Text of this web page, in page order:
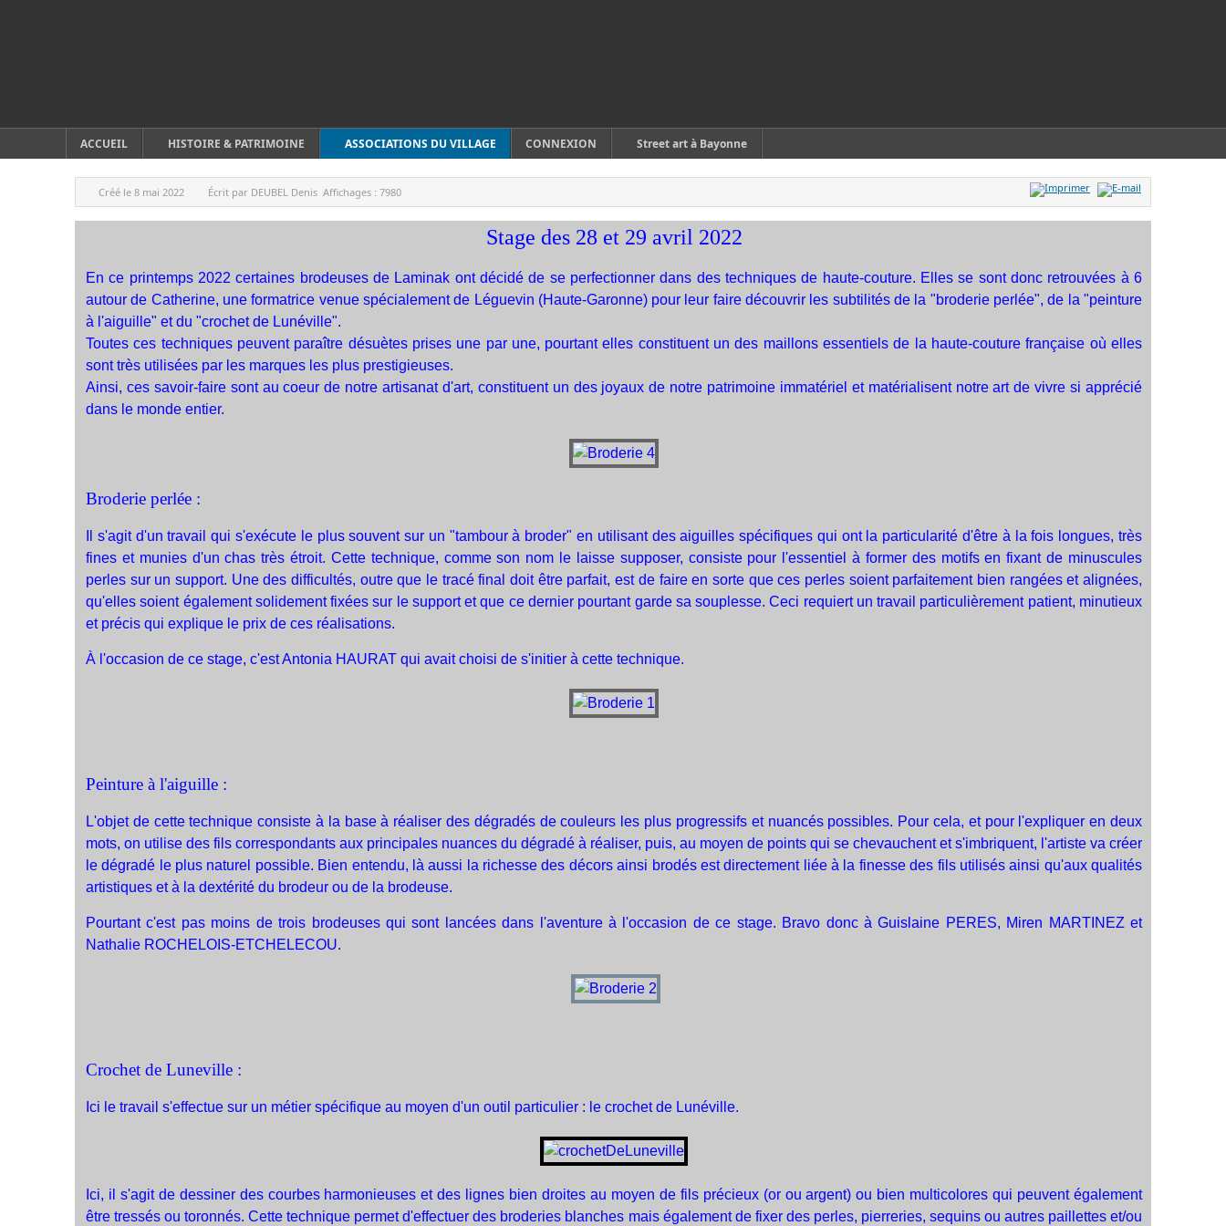
ACCUEIL HISTOIRE & PATRIMOINE ASSOCIATIONS DU VILLAGE CONNEXION Street art à Bayonne
Créé le 8 mai 2022 Écrit par DEUBEL Denis Affichages : 7980
Stage des 28 et 29 avril 2022
En ce printemps 2022 certaines brodeuses de Laminak ont décidé de se perfectionner dans des techniques de haute-couture. Elles se sont donc retrouvées à 6
autour de Catherine, une formatrice venue spécialement de Léguevin (Haute-Garonne) pour leur faire découvrir les subtilités de la "broderie perlée", de la "peinture
à l'aiguille" et du "crochet de Lunéville".
Toutes ces techniques peuvent paraître désuètes prises une par une, pourtant elles constituent un des maillons essentiels de la haute-couture française où elles
sont très utilisées par les marques les plus prestigieuses.
Ainsi, ces savoir-faire sont au coeur de notre artisanat d'art, constituent un des joyaux de notre patrimoine immatériel et matérialisent notre art de vivre si apprécié
dans le monde entier.
Broderie perlée :
Il s'agit d'un travail qui s'exécute le plus souvent sur un "tambour à broder" en utilisant des aiguilles spécifiques qui ont la particularité d'être à la fois longues, très
fines et munies d'un chas très étroit. Cette technique, comme son nom le laisse supposer, consiste pour l'essentiel à former des motifs en fixant de minuscules
perles sur un support. Une des difficultés, outre que le tracé final doit être parfait, est de faire en sorte que ces perles soient parfaitement bien rangées et alignées,
qu'elles soient également solidement fixées sur le support et que ce dernier pourtant garde sa souplesse. Ceci requiert un travail particulièrement patient, minutieux
et précis qui explique le prix de ces réalisations.
À l'occasion de ce stage, c'est Antonia HAURAT qui avait choisi de s'initier à cette technique.
Peinture à l'aiguille :
L'objet de cette technique consiste à la base à réaliser des dégradés de couleurs les plus progressifs et nuancés possibles. Pour cela, et pour l'expliquer en deux
mots, on utilise des fils correspondants aux principales nuances du dégradé à réaliser, puis, au moyen de points qui se chevauchent et s'imbriquent, l'artiste va créer
le dégradé le plus naturel possible. Bien entendu, là aussi la richesse des décors ainsi brodés est directement liée à la finesse des fils utilisés ainsi qu'aux qualités
artistiques et à la dextérité du brodeur ou de la brodeuse.
Pourtant c'est pas moins de trois brodeuses qui sont lancées dans l'aventure à l'occasion de ce stage. Bravo donc à Guislaine PERES, Miren MARTINEZ et
Nathalie ROCHELOIS-ETCHELECOU.
Crochet de Luneville :
Ici le travail s'effectue sur un métier spécifique au moyen d'un outil particulier : le crochet de Lunéville.
Ici, il s'agit de dessiner des courbes harmonieuses et des lignes bien droites au moyen de fils précieux (or ou argent) ou bien multicolores qui peuvent également
être tressés ou toronnés. Cette technique permet d'effectuer des broderies blanches mais également de fixer des perles, pierreries, sequins ou autres paillettes et/ou